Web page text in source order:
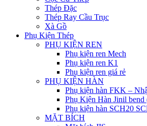
Thép Đặc
Thép Ray Cầu Trục
Xà Gồ
Phụ Kiện Thép
PHỤ KIỆN REN
Phụ kiện ren Mech
Phụ kiện ren K1
Phụ kiện ren giá rẻ
PHỤ KIỆN HÀN
Phụ kiện hàn FKK –
Phụ Kiện Hàn Jinil
Phụ kiện hàn SCH20
MẶT BÍCH